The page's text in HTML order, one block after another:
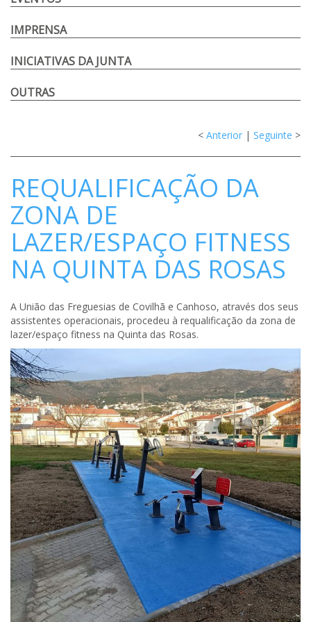
IMPRENSA
INICIATIVAS DA JUNTA
OUTRAS
< Anterior | Seguinte >
REQUALIFICAÇÃO DA
ZONA DE
LAZER/ESPAÇO FITNESS
NA QUINTA DAS ROSAS
A União das Freguesias de Covilhã e Canhoso, através dos seus
assistentes operacionais, procedeu à requalificação da zona de
lazer/espaço fitness na Quinta das Rosas.